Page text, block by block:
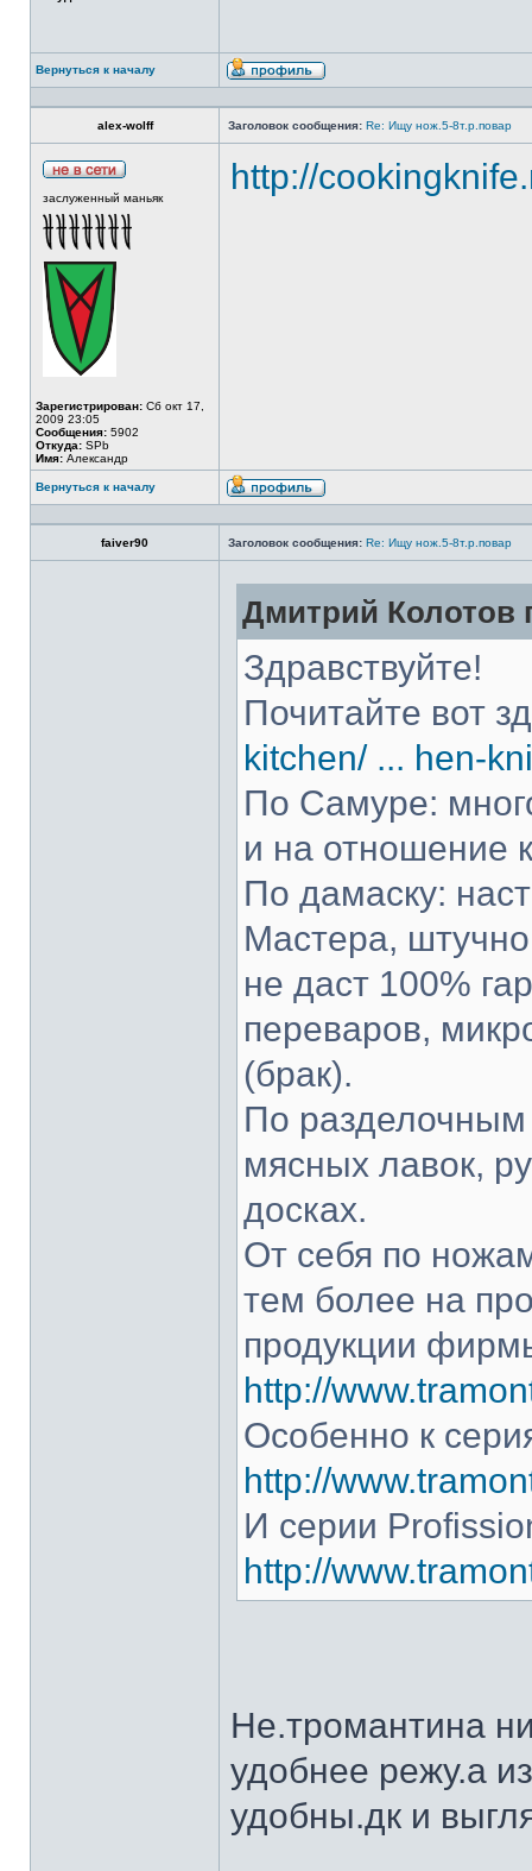
Вернуться к началу
alex-wolff Заголовок сообщения: Re: Ищу нож.5-8т.р.повар
заслуженный маньяк
Зарегистрирован: Сб окт 17,
2009 23:05
Сообщения: 5902
Откуда: SPb
Имя: Александр
http://
Вернуться к началу
faiver90 Заголовок сообщения: Re: Ищу нож.5-8т.р.повар
Дмитрий Колотов
Здравствуйте!
Почитайте вот
kitchen/ ... hen-
По Самуре:
и на отношение
По дамаску:
Мастера,
не даст 100%
переваров,
(брак).
По разделочным
мясных лавок,
досках.
От себя по
тем более на
продукции
http://
Особенно к
http://
И серии
http://
Не.тромантина
удобнее режу.а
удобны.дк и